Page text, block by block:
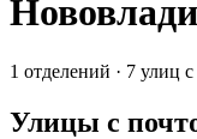
1 отделений · 7 улиц
Улицы с